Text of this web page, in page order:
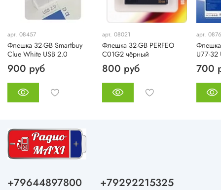
арт. 08457
Флешка 32-GB Smartbuy
Clue White USB 2.0
900 руб
арт. 08021
Флешка 32-GB PERFEO
C01G2 чёрный
800 руб
арт.
Флешка
U77-
700
+79644897800 +79292215325